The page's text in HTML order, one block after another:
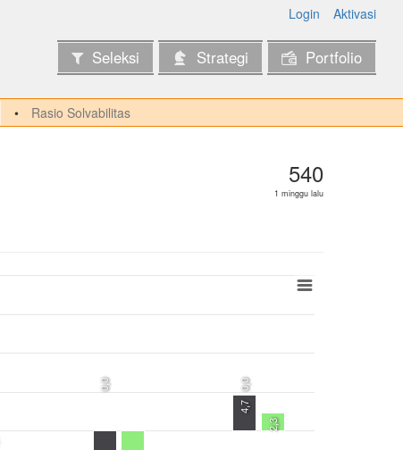
Login Aktivasi
Seleksi Strategi Portfolio
Rasio Solvabilitas
540
1 minggu lalu
0,0 0,0
4,7
2,3